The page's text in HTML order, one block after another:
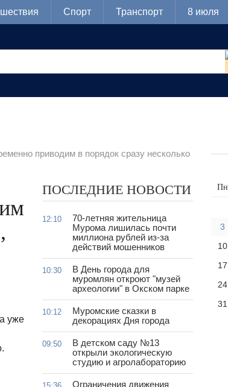
Спорт Транспорт 8 июля
приводим в порядок сразу несколько
уже
ПОСЛЕДНИЕ НОВОСТИ
12:10
70-летняя жительница
Мурома лишилась почти
миллиона рублей из-за
действий мошенников
10:30
В День города для
муромлян откроют "музей
археологии" в Окском парке
10:12
Муромские сказки в
декорациях Дня города
09:50
В детском саду №13
открыли экологическую
студию и агролабораторию
Ограничения движения
Пн
3
10
17
24
31